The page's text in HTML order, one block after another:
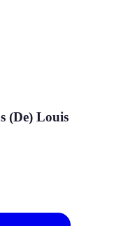
(De) Louis